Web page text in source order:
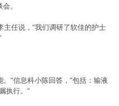
。
主任说，”我们调研了软佳的护士
”信息科小陈回答，”包括：输液
执行。”